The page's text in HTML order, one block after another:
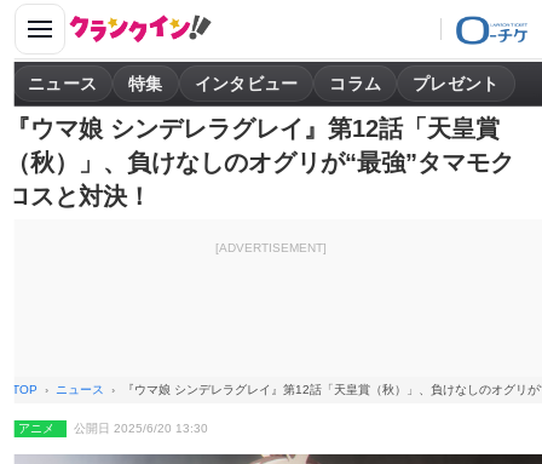
ニュース 特集 インタビュー コラム プレゼント
『ウマ娘 シンデレラグレイ』第12話「天皇賞
（秋）」、負けなしのオグリが“最強”タマモク
ロスと対決！
[ADVERTISEMENT]
TOP ニュース 『ウマ娘 シンデレラグレイ』第12話「天皇賞（秋）」、負けなしのオグリ
アニメ 公開日 2025/6/20 13:30